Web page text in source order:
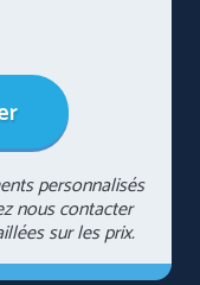
personnalisés
nous contacter
sur les prix.